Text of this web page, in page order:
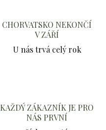
CHORVATSKO NEKONČÍ
V ZÁŘÍ
U nás trvá celý rok
KAŽDÝ ZÁKAZNÍK JE PRO
NÁS PRVNÍ